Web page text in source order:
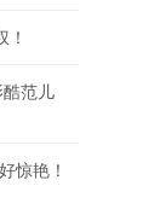
酷范儿
惊艳！